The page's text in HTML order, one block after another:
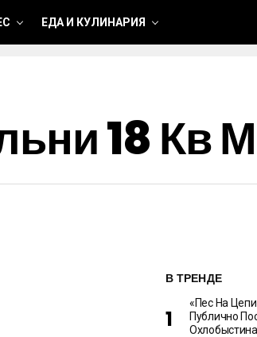
ЕДА И КУЛИНАРИЯ
18 Кв
В ТРЕНДЕ
«Пес На
Публично